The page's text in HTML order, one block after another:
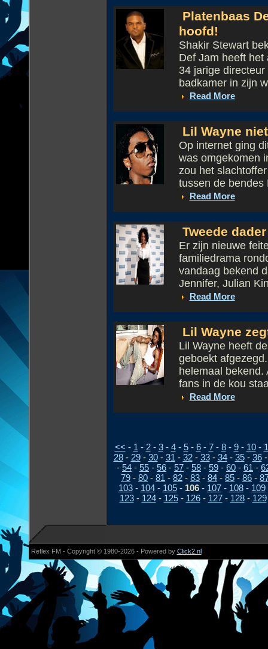
Platenbaas
hoofd!
Shakir Stewart
Def Jam heeft
34 jarige
badkamer in zijn
Read More
Lil Wayne
Op internet ging
was omgekomen
zou het
tussen de bendes
Read More
Tweede
Er zijn nieuwe
familiedrama
vandaag bekend
Jennifer, Julian
Read More
Lil Wayne
Lil Wayne heeft
geboekt
helemaal
fans in de kou
Read More
<< - 1 - 2- 3- 4- 5- 6- 7- 8- 9- 10-
28- 29- 30- 31 - 32- 33- 34- 35- 36
- 54 - 55 - 56 - 57 - 58 - 59 - 60 - 61 -
79 - 80 - 81 - 82 - 83 - 84 - 85 - 86 -
103- 104- 105- 106- 107- 108- 109
123- 124- 125- 126- 127- 128- 129
Reflex FM - Copyright © 1980-2026 - Powered by Click2.nl